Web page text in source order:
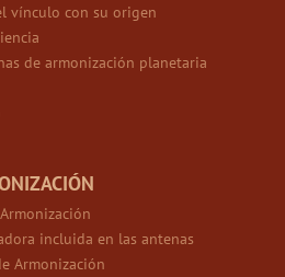
vínculo con su origen
de armonización planetaria
incluida en las antenas
Armonización